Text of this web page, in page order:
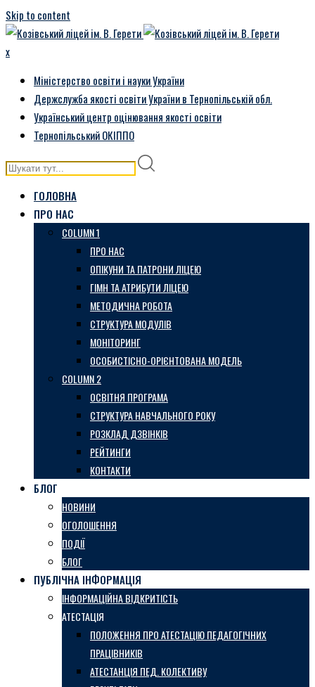
Skip to content
x
Міністерство освіти і науки України
Держслужба якості освіти України в Тернопільській обл.
Український центр оцінювання якості освіти
Тернопільський ОКІППО
ГОЛОВНА
ПРО НАС
COLUMN 1
ПРО НАС
ОПІКУНИ ТА ПАТРОНИ ЛІЦЕЮ
ГІМН ТА АТРИБУТИ ЛІЦЕЮ
МЕТОДИЧНА РОБОТА
СТРУКТУРА МОДУЛІВ
МОНІТОРИНГ
ОСОБИСТІСНО-ОРІЄНТОВАНА МОДЕЛЬ
COLUMN 2
ОСВІТНЯ ПРОГРАМА
СТРУКТУРА НАВЧАЛЬНОГО РОКУ
РОЗКЛАД ДЗВІНКІВ
РЕЙТИНГИ
КОНТАКТИ
БЛОГ
НОВИНИ
ОГОЛОШЕННЯ
ПОДІЇ
БЛОГ
ПУБЛІЧНА ІНФОРМАЦІЯ
ІНФОРМАЦІЙНА ВІДКРИТІСТЬ
АТЕСТАЦІЯ
ПОЛОЖЕННЯ ПРО АТЕСТАЦІЮ ПЕДАГОГІЧНИХ
ПРАЦІВНИКІВ
АТЕСТАНЦІЯ ПЕД. КОЛЕКТИВУ